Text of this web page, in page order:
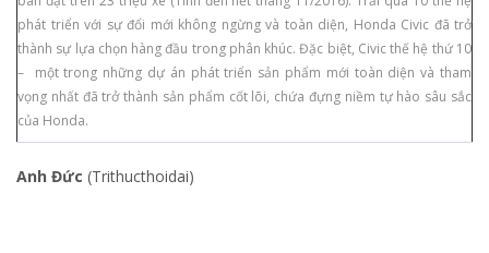
phát triển với sự đổi mới không ngừng và toàn diện, Honda Civic đã trở
thành sự lựa chọn hàng đầu trong phân khúc. Đặc biệt, Civic thế hệ thứ 10
– một trong những dự án phát triển sản phẩm mới toàn diện và tham
vọng nhất đã trở thành sản phẩm cốt lõi, chứa đựng niềm tự hào sâu sắc
của Honda.
Anh Đức (Trithucthoidai)